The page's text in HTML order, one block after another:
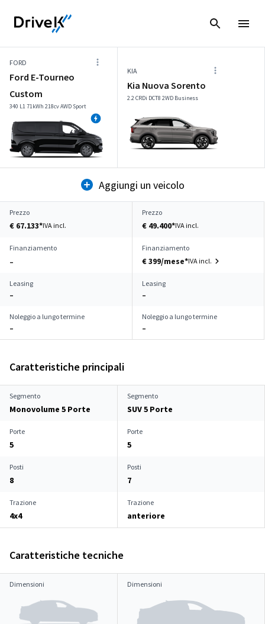
FORD
Ford E-Tourneo
Custom
340 L1 71kWh 218cv AWD Sport
KIA
Kia Nuova Sorento
2.2 CRDi DCT8 2WD Business
Aggiungi un veicolo
Prezzo
€ 67.133*IVA incl.
Prezzo
€ 49.400*IVA incl.
Finanziamento
–
Finanziamento
€ 399/mese*IVA incl.
Leasing
–
Leasing
–
Noleggio a lungo termine
–
Noleggio a lungo termine
–
Caratteristiche principali
Segmento
Monovolume 5 Porte
Segmento
SUV 5 Porte
Porte
5
Porte
5
Posti
8
Posti
7
Trazione
4x4
Trazione
anteriore
Caratteristiche tecniche
Dimensioni Dimensioni